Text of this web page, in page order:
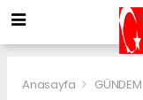
Anasayfa GÜNDEM